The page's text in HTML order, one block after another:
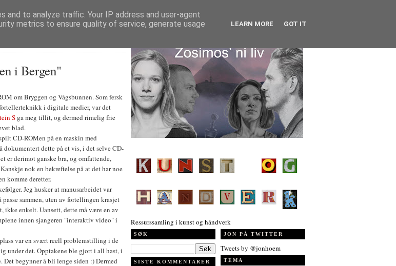
i Bergen"
om Bryggen og Vågsbunnen. Som fersk
i digitale medier, var det
S ga meg tillit, og dermed rimelig frie
blad.
CD-ROMen på en maskin med
dette på et vis, i det selve CD-
er derimot ganske bra, og omfattende,
nok en bekreftelse på at det har noe
komme deretter.
Jeg husker at manusarbeidet var
sammen, uten av fortellingen krasjet
ikke enkelt. Uansett, dette må være en av
innen sjangeren "interaktiv video" i
var en svært reell problemstilling i de
under det. Opptakene ble gjort i all hast, i
begynner å bli lenge siden :) Dermed
Ressurssamling i kunst og håndverk
SØK
SISTE KOMMENTARER
JON PÅ TWITTER
Tweets by @jonhoem
TEMA
to analyze traffic. Your IP address and user-agent
metrics to ensure quality of service, generate usage
LEARN MORE GOT IT